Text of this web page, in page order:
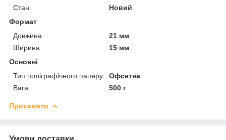
Стан
Новий
Формат
Довжина
21 мм
Ширина
15 мм
Основні
Тип поліграфічного паперу
Офсетна
Вага
500 г
Приховати